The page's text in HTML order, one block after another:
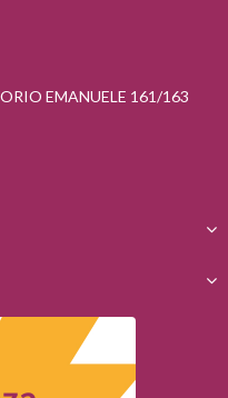
EMANUELE 161/163